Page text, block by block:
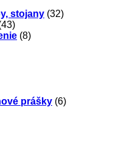
stojany (32)
(8)
prášky (6)